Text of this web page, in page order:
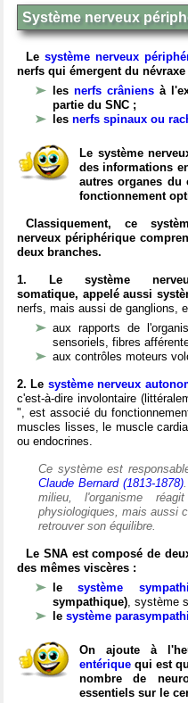
Système nerveux
Le système nerveux
nerfs qui émergent du névraxe
les nerfs crâniens à
partie du SNC ;
les nerfs spinaux ou
Le système
des informations
autres organes
fonctionnement
Classiquement, ce
nerveux périphérique
deux branches.
1. Le système
somatique, appelé aussi
nerfs, mais aussi de ganglions,
aux rapports de
sensoriels, fibres
aux contrôles moteurs
2. Le système nerveux
c'est-à-dire involontaire
", est associé du
muscles lisses, le muscle
ou endocrines.
Ce système est
Claude Bernard (1813-1878)
milieu, l'organisme
physiologiques, mais aussi
retrouver son équilibre.
Le SNA est composé de
des mêmes viscères :
lesystème
sympathique), système
le système
On ajoute à
entérique qui est
nombre de
essentiels sur le